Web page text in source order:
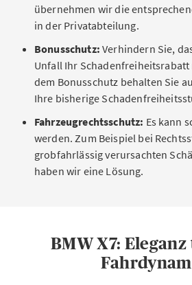
übernehmen wir die
in der Privatabteilung.
Bonusschutz: Verhindern Sie,
Unfall Ihr
dem Bonusschutz behalten Sie
Ihre bisherige
Fahrzeugrechtsschutz: Es kann
werden. Zum Beispiel bei
grobfahrlässig verursachten
haben wir eine Lösung.
BMW X7: